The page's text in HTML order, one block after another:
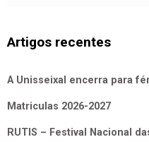
Artigos recentes
A Unisseixal encerra para
Matriculas 2026-2027
RUTIS – Festival Nacional